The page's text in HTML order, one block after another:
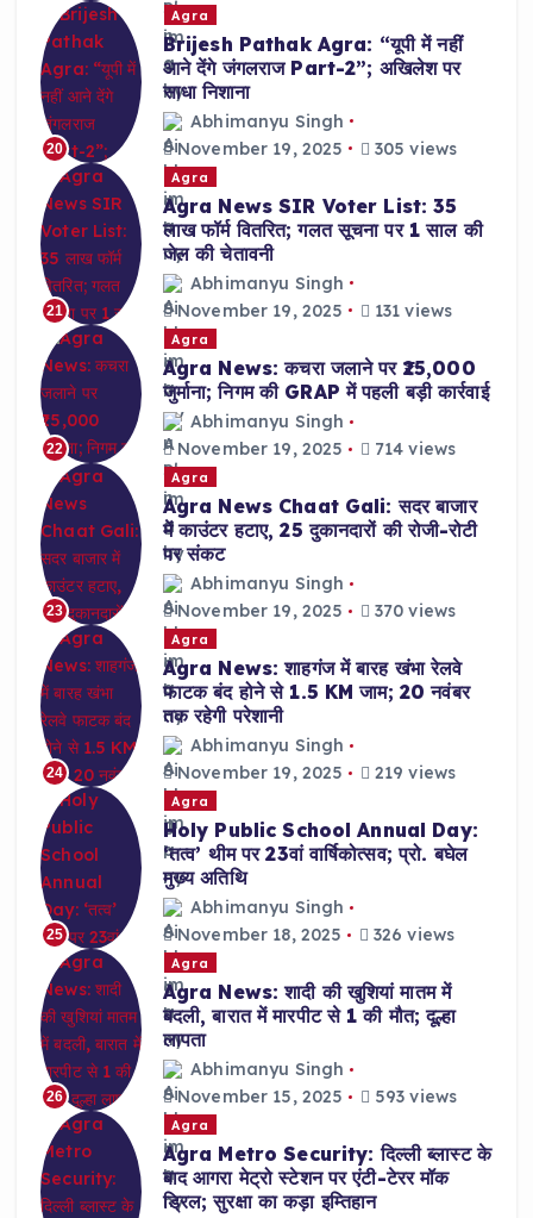
20
Agra
Brijesh Pathak Agra: “यूपी में नहीं
आने देंगे जंगलराज Part-2”; अखिलेश पर
साधा निशाना
Abhimanyu Singh
November 19, 2025
305 views
21
Agra
Agra News SIR Voter List: 35
लाख फॉर्म वितरित; गलत सूचना पर 1 साल की
जेल की चेतावनी
Abhimanyu Singh
November 19, 2025
131 views
22
Agra
Agra News: कचरा जलाने पर ₹25,000
जुर्माना; निगम की GRAP में पहली बड़ी कार्रवाई
Abhimanyu Singh
November 19, 2025
714 views
23
Agra
Agra News Chaat Gali: सदर बाजार
में काउंटर हटाए, 25 दुकानदारों की रोजी-रोटी
पर संकट
Abhimanyu Singh
November 19, 2025
370 views
24
Agra
Agra News: शाहगंज में बारह खंभा रेलवे
फाटक बंद होने से 1.5 KM जाम; 20 नवंबर
तक रहेगी परेशानी
Abhimanyu Singh
November 19, 2025
219 views
25
Agra
Holy Public School Annual Day:
‘तत्व’ थीम पर 23वां वार्षिकोत्सव; प्रो. बघेल
मुख्य अतिथि
Abhimanyu Singh
November 18, 2025
326 views
26
Agra
Agra News: शादी की खुशियां मातम में
बदली, बारात में मारपीट से 1 की मौत; दूल्हा
लापता
Abhimanyu Singh
November 15, 2025
593 views
Agra
Agra Metro Security: दिल्ली ब्लास्ट के
बाद आगरा मेट्रो स्टेशन पर एंटी-टेरर मॉक
ड्रिल; सुरक्षा का कड़ा इम्तिहान